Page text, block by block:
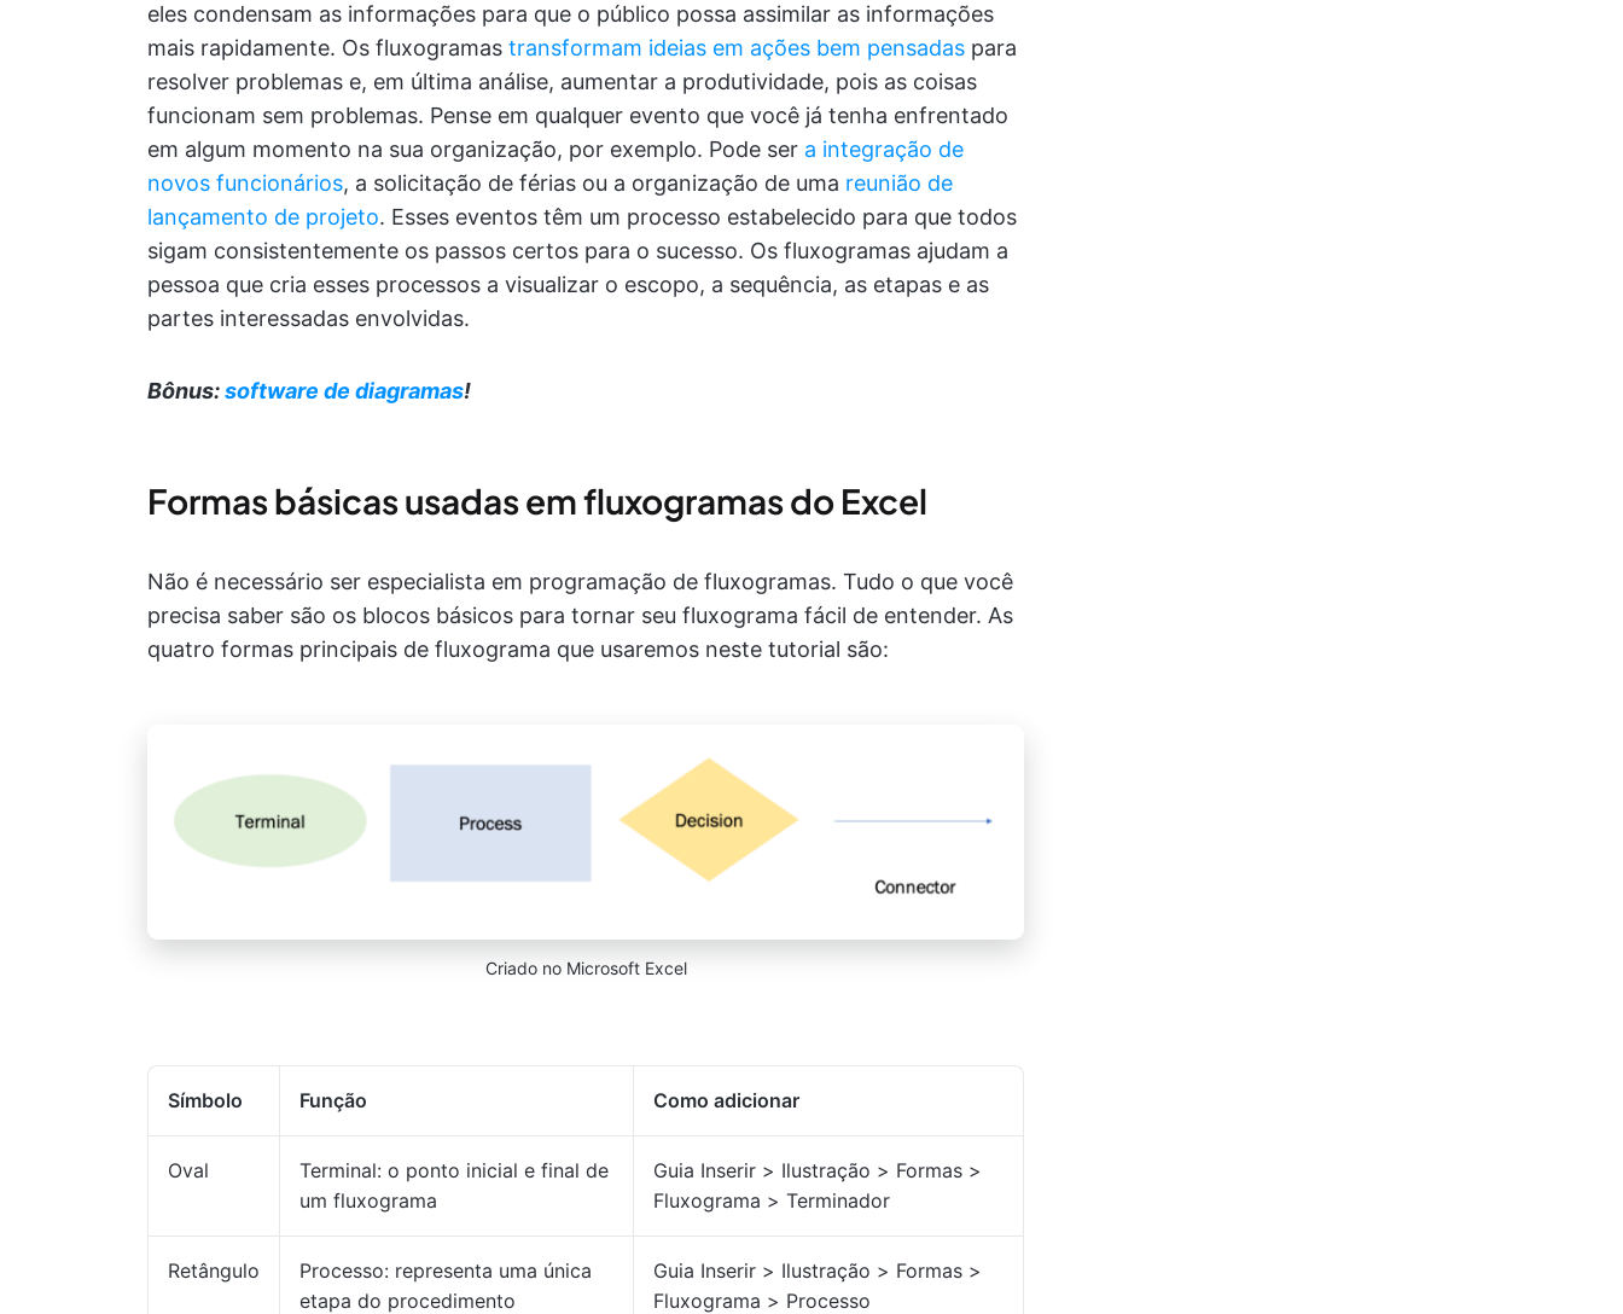
eles condensam as informações para que o público possa assimilar as informações
mais rapidamente. Os fluxogramas transformam ideias em ações bem pensadas para
resolver problemas e, em última análise, aumentar a produtividade, pois as coisas
funcionam sem problemas. Pense em qualquer evento que você já tenha enfrentado
em algum momento na sua organização, por exemplo. Pode ser a integração de
novos funcionários, a solicitação de férias ou a organização de uma reunião de
lançamento de projeto. Esses eventos têm um processo estabelecido para que todos
sigam consistentemente os passos certos para o sucesso. Os fluxogramas ajudam a
pessoa que cria esses processos a visualizar o escopo, a sequência, as etapas e as
partes interessadas envolvidas.
Bônus:software de diagramas!
Formas básicas usadas em fluxogramas do Excel
Não é necessário ser especialista em programação de fluxogramas. Tudo o que você
precisa saber são os blocos básicos para tornar seu fluxograma fácil de entender. As
quatro formas principais de fluxograma que usaremos neste tutorial são:
Criado no Microsoft Excel
Símbolo Função Como adicionar
Oval
Terminal: o ponto inicial e final de
um fluxograma
Guia Inserir > Ilustração > Formas >
Fluxograma > Terminador
Retângulo
Processo: representa uma única
etapa do procedimento
Guia Inserir > Ilustração > Formas >
Fluxograma > Processo